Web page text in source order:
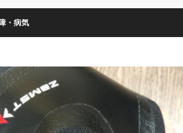
・病気